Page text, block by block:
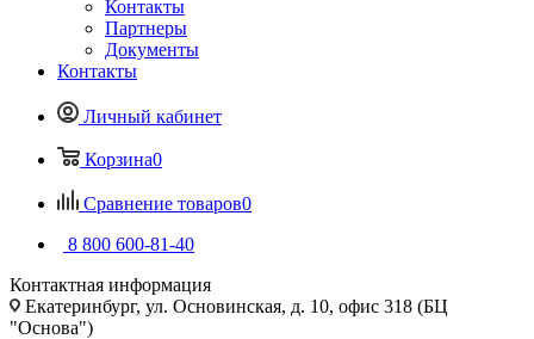
Контакты
Партнеры
Документы
Контакты
Личный кабинет
Корзина0
Сравнение товаров0
8 800 600-81-40
Контактная информация
Екатеринбург, ул. Основинская, д. 10, офис 318 (БЦ
"Основа")